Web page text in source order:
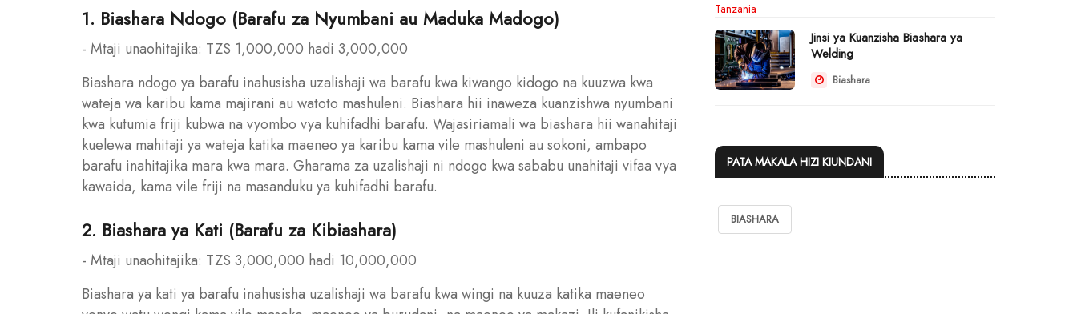
1. Biashara Ndogo (Barafu za Nyumbani au Maduka Madogo)
- Mtaji unaohitajika: TZS 1,000,000 hadi 3,000,000
Biashara ndogo ya barafu inahusisha uzalishaji wa barafu kwa kiwango kidogo na kuuzwa kwa
wateja wa karibu kama majirani au watoto mashuleni. Biashara hii inaweza kuanzishwa nyumbani
kwa kutumia friji kubwa na vyombo vya kuhifadhi barafu. Wajasiriamali wa biashara hii wanahitaji
kuelewa mahitaji ya wateja katika maeneo ya karibu kama vile mashuleni au sokoni, ambapo
barafu inahitajika mara kwa mara. Gharama za uzalishaji ni ndogo kwa sababu unahitaji vifaa vya
kawaida, kama vile friji na masanduku ya kuhifadhi barafu.
2. Biashara ya Kati (Barafu za Kibiashara)
- Mtaji unaohitajika: TZS 3,000,000 hadi 10,000,000
Biashara ya kati ya barafu inahusisha uzalishaji wa barafu kwa wingi na kuuza katika maeneo
Jinsi ya Kuanzisha Biashara ya
Welding
Biashara
PATA MAKALA HIZI KIUNDANI
BIASHARA